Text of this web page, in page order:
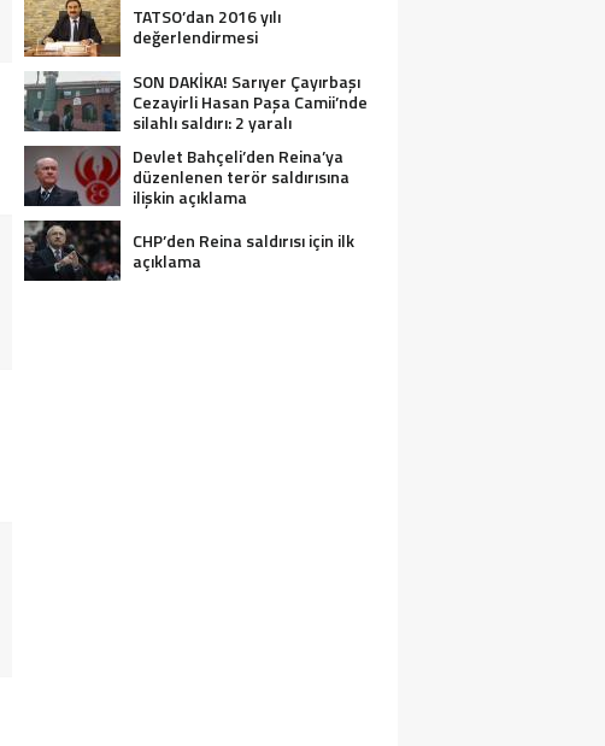
TATSO’dan 2016 yılı
değerlendirmesi
SON DAKİKA! Sarıyer Çayırbaşı
Cezayirli Hasan Paşa Camii’nde
silahlı saldırı: 2 yaralı
Devlet Bahçeli’den Reina’ya
düzenlenen terör saldırısına
ilişkin açıklama
CHP’den Reina saldırısı için ilk
açıklama